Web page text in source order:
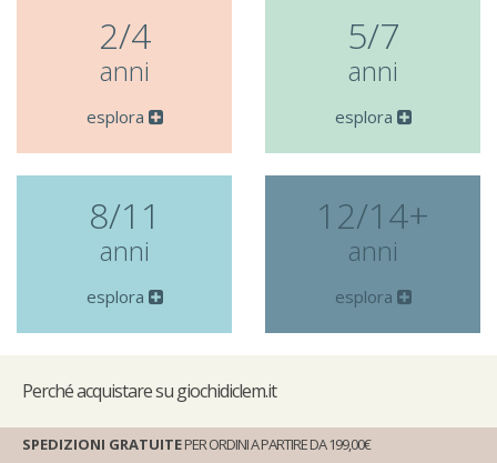
2/4
anni
esplora
5/7
anni
esplora
8/11
anni
esplora
12/14+
anni
esplora
Perchéacquistare su giochidiclem.it
SPEDIZIONI GRATUITEPER ORDINI A PARTIRE DA 199,00€